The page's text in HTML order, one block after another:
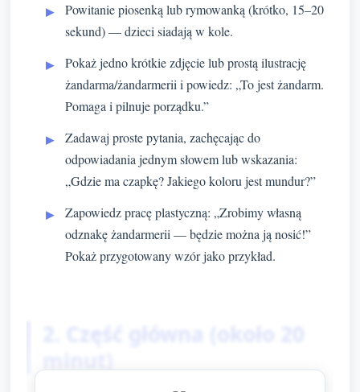
Powitanie piosenką lub rymowanką (krótko, 15–20
sekund) — dzieci siadają w kole.
Pokaż jedno krótkie zdjęcie lub prostą ilustrację
żandarma/żandarmerii i powiedz: „To jest żandarm.
Pomaga i pilnuje porządku.”
Zadawaj proste pytania, zachęcając do
odpowiadania jednym słowem lub wskazania:
„Gdzie ma czapkę? Jakiego koloru jest mundur?”
Zapowiedz pracę plastyczną: „Zrobimy własną
odznakę żandarmerii — będzie można ją nosić!”
Pokaż przygotowany wzór jako przykład.
2. Część główna (około 20